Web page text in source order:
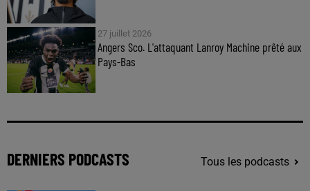
27 juillet 2026
Angers Sco. L'attaquant Lanroy Machine prêté aux
Pays-Bas
DERNIERS PODCASTS Tous les podcasts